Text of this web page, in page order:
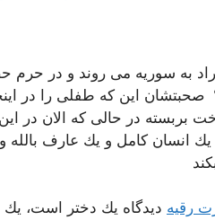
به سوریه می روند و در
این كه طفلی را در
بربسته در حالی كه الان در
یك انسان كامل و یك عارف
رقیه دیدگاه یك دختر است، یك